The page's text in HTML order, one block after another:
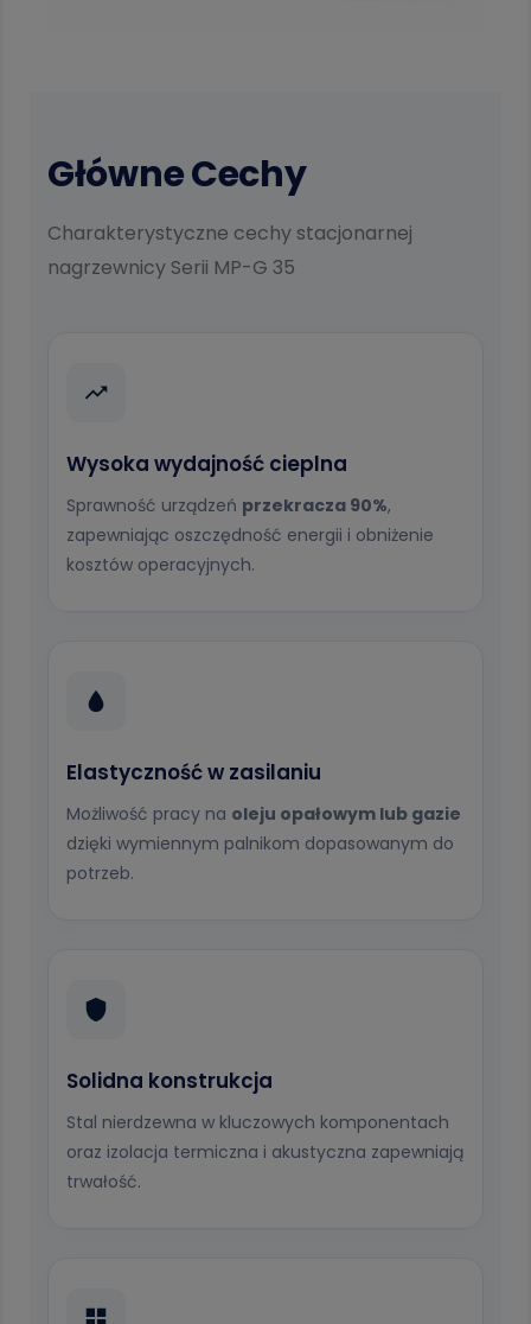
Główne Cechy
Charakterystyczne cechy stacjonarnej
nagrzewnicy Serii MP-G 35
Wysoka wydajność cieplna
Sprawność urządzeń przekracza 90%,
zapewniając oszczędność energii i obniżenie
kosztów operacyjnych.
Elastyczność w zasilaniu
Możliwość pracy na oleju opałowym lub gazie
dzięki wymiennym palnikom dopasowanym do
potrzeb.
Solidna konstrukcja
Stal nierdzewna w kluczowych komponentach
oraz izolacja termiczna i akustyczna zapewniają
trwałość.